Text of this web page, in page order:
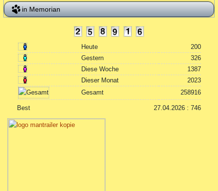
in Memorian
Heute
200
Gestern
326
Diese Woche
1387
Dieser Monat
2023
Gesamt
258916
Best 27.04.2026 : 746